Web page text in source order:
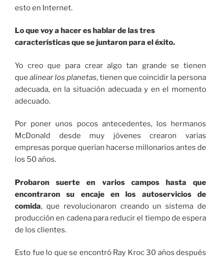
esto en Internet.
Lo que voy a hacer es hablar de las tres
características que se juntaron para el éxito.
Yo creo que para crear algo tan grande se tienen
que alinear los planetas, tienen que coincidir la persona
adecuada, en la situación adecuada y en el momento
adecuado.
Por poner unos pocos antecedentes, los hermanos
McDonald desde muy jóvenes crearon varias
empresas porque querían hacerse millonarios antes de
los 50 años.
Probaron suerte en varios campos hasta que
encontraron su encaje en los autoservicios de
comida, que revolucionaron creando un sistema de
producción en cadena para reducir el tiempo de espera
de los clientes.
Esto fue lo que se encontró Ray Kroc 30 años después